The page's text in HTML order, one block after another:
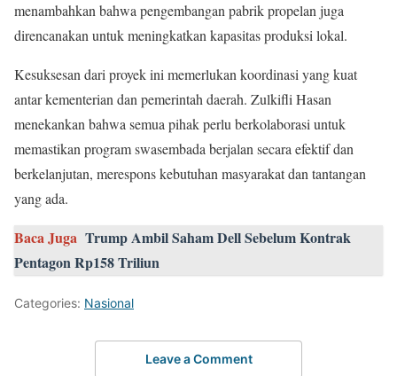
menambahkan bahwa pengembangan pabrik propelan juga
direncanakan untuk meningkatkan kapasitas produksi lokal.
Kesuksesan dari proyek ini memerlukan koordinasi yang kuat
antar kementerian dan pemerintah daerah. Zulkifli Hasan
menekankan bahwa semua pihak perlu berkolaborasi untuk
memastikan program swasembada berjalan secara efektif dan
berkelanjutan, merespons kebutuhan masyarakat dan tantangan
yang ada.
Baca Juga Trump Ambil Saham Dell Sebelum Kontrak
Pentagon Rp158 Triliun
Categories: Nasional
Leave a Comment